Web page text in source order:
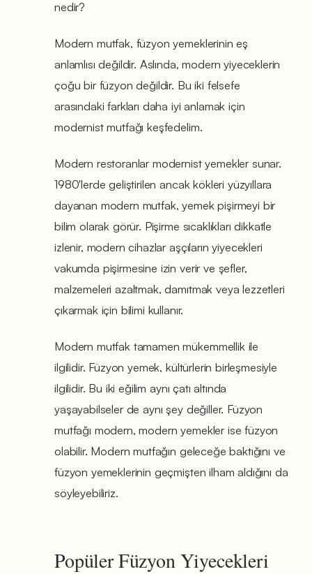
nedir?
Modern mutfak, füzyon yemeklerinin eş
anlamlısı değildir. Aslında, modern yiyeceklerin
çoğu bir füzyon değildir. Bu iki felsefe
arasındaki farkları daha iyi anlamak için
modernist mutfağı keşfedelim.
Modern restoranlar modernist yemekler sunar.
1980'lerde geliştirilen ancak kökleri yüzyıllara
dayanan modern mutfak, yemek pişirmeyi bir
bilim olarak görür. Pişirme sıcaklıkları dikkatle
izlenir, modern cihazlar aşçıların yiyecekleri
vakumda pişirmesine izin verir ve şefler,
malzemeleri azaltmak, damıtmak veya lezzetleri
çıkarmak için bilimi kullanır.
Modern mutfak tamamen mükemmellik ile
ilgilidir. Füzyon yemek, kültürlerin birleşmesiyle
ilgilidir. Bu iki eğilim aynı çatı altında
yaşayabilseler de aynı şey değiller. Füzyon
mutfağı modern, modern yemekler ise füzyon
olabilir. Modern mutfağın geleceğe baktığını ve
füzyon yemeklerinin geçmişten ilham aldığını da
söyleyebiliriz.
Popüler Füzyon Yiyecekleri